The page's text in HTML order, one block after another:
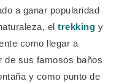
a ganar popularidad
eltrekking y
como llegar a
de sus famosos baños
y como punto de